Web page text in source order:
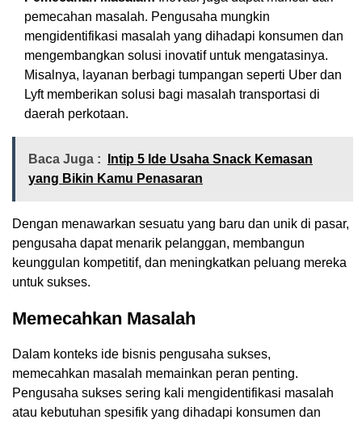
pemecahan masalah. Pengusaha mungkin
mengidentifikasi masalah yang dihadapi konsumen dan
mengembangkan solusi inovatif untuk mengatasinya.
Misalnya, layanan berbagi tumpangan seperti Uber dan
Lyft memberikan solusi bagi masalah transportasi di
daerah perkotaan.
Baca Juga :
Intip 5 Ide Usaha Snack Kemasan
yang Bikin Kamu Penasaran
Dengan menawarkan sesuatu yang baru dan unik di pasar,
pengusaha dapat menarik pelanggan, membangun
keunggulan kompetitif, dan meningkatkan peluang mereka
untuk sukses.
Memecahkan Masalah
Dalam konteks ide bisnis pengusaha sukses,
memecahkan masalah memainkan peran penting.
Pengusaha sukses sering kali mengidentifikasi masalah
atau kebutuhan spesifik yang dihadapi konsumen dan